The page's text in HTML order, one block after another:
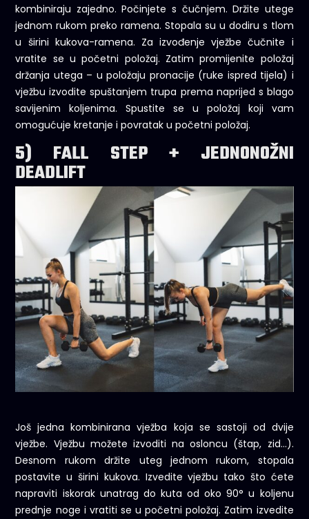
kombiniraju zajedno. Počinjete s čučnjem. Držite utege
jednom rukom preko ramena. Stopala su u dodiru s tlom
u širini kukova-ramena. Za izvođenje vježbe čučnite i
vratite se u početni položaj. Zatim promijenite položaj
držanja utega – u položaju pronacije (ruke ispred tijela) i
vježbu izvodite spuštanjem trupa prema naprijed s blago
savijenim koljenima. Spustite se u položaj koji vam
omogućuje kretanje i povratak u početni položaj.
5) FALL STEP + JEDNONOŽNI
DEADLIFT
Još jedna kombinirana vježba koja se sastoji od dvije
vježbe. Vježbu možete izvoditi na osloncu (štap, zid…).
Desnom rukom držite uteg jednom rukom, stopala
postavite u širini kukova. Izvedite vježbu tako što ćete
napraviti iskorak unatrag do kuta od oko 90° u koljenu
prednje noge i vratiti se u početni položaj. Zatim izvedite